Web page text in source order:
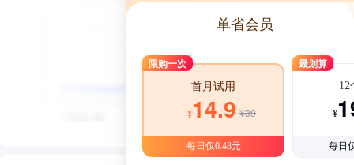
单省会员
限购一次
首月试用
¥14.9 ¥39
每日仅0.48元
最划算
12
¥
每日